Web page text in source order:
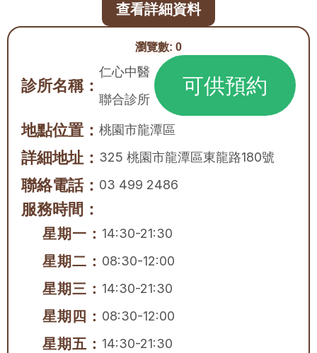
瀏覽數: 0
診所名稱：
仁心中醫
聯合診所
可供預約
地點位置： 桃園市龍潭區
詳細地址： 325 桃園市龍潭區東龍路180號
聯絡電話： 03 499 2486
服務時間：
星期一： 14:30-21:30
星期二： 08:30-12:00
星期三： 14:30-21:30
星期四： 08:30-12:00
星期五： 14:30-21:30
查看詳細資料